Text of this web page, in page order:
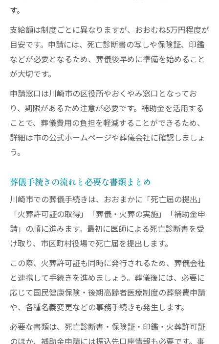
す。
支給額は制度ごとに異なりますが、おおむね5万円程度が
目安です。申請には、死亡診断書の写しや保険証、印鑑
などが必要となるため、葬儀後早めに準備を始めること
が大切です。
申請窓口は川崎市の区役所やおくやみ窓口となってお
り、期限があるため注意が必要です。補助金を活用する
ことで、葬儀費用の負担を軽減することができるため、
詳細は市の公式ホームページや葬儀会社に確認しましょ
う。
葬儀手続きの流れと必要な書類まとめ
川崎市での葬儀手続きは、おおまかに「死亡届の提出」
「火葬許可証の取得」「葬儀・火葬の実施」「補助金申
請」の順に進みます。最初に医師による死亡診断書を受
け取り、市区町村役場で死亡届を提出します。
この際、火葬許可証も同時に発行されるため、葬儀会社
と連携して手続きを進めましょう。葬儀後には、必要に
応じて国民健康保険・後期高齢者医療制度の葬祭費申請
や、各種名義変更などの事務手続きも発生します。
必要な書類は、死亡診断書・保険証・印鑑・火葬許可証